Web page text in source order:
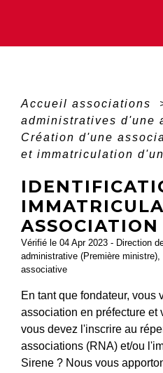
Accueil associations
administratives d'une
Création d'une
et immatriculation
ASSOCIATION
Vérifié le 04 Apr 2023 - Direction
administrative (Première
associative
En tant que fondateur, vous
association en préfecture et
vous devez l'inscrire au
associations (RNA) et/ou
Sirene ? Nous vous